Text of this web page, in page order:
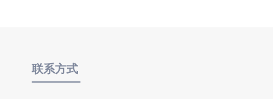
联系方式